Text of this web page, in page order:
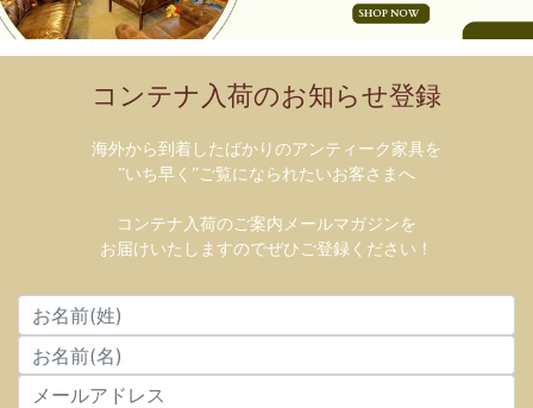
コンテナ入荷のお知らせ登録
海外から到着したばかりのアンティーク家具を
”いち早く”ご覧になられたいお客さまへ
コンテナ入荷のご案内メールマガジンを
お届けいたしますのでぜひご登録ください！